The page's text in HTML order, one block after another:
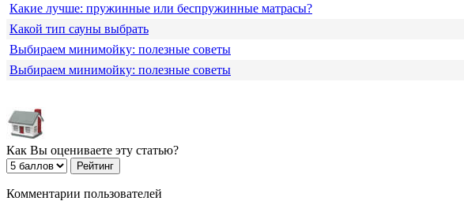
Какие лучше: пружинные или беспружинные матрасы?
Какой тип сауны выбрать
Выбираем минимойку: полезные советы
Выбираем минимойку: полезные советы
Как Вы оцениваете эту статью?
Комментарии пользователей